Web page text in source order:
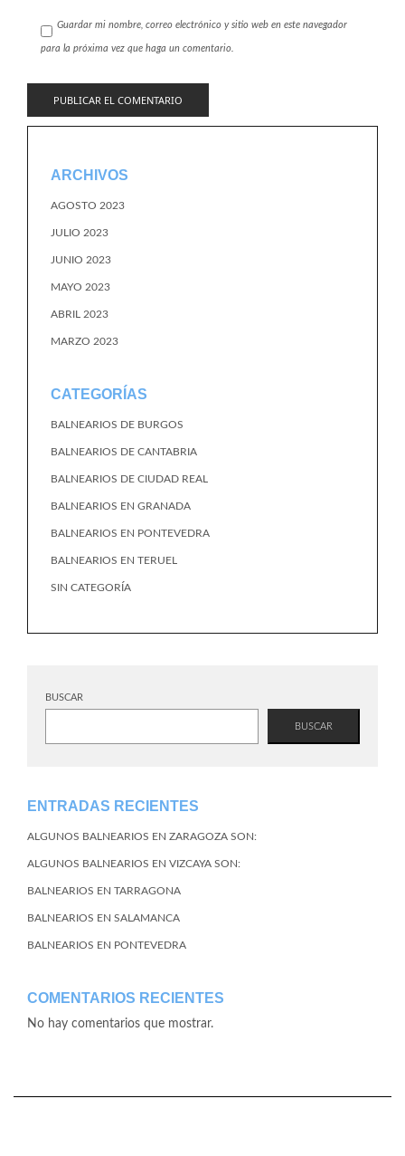
Guardar mi nombre, correo electrónico y sitio web en este navegador
para la próxima vez que haga un comentario.
ARCHIVOS
AGOSTO 2023
JULIO 2023
JUNIO 2023
MAYO 2023
ABRIL 2023
MARZO 2023
CATEGORÍAS
BALNEARIOS DE BURGOS
BALNEARIOS DE CANTABRIA
BALNEARIOS DE CIUDAD REAL
BALNEARIOS EN GRANADA
BALNEARIOS EN PONTEVEDRA
BALNEARIOS EN TERUEL
SIN CATEGORÍA
BUSCAR
BUSCAR
ENTRADAS RECIENTES
ALGUNOS BALNEARIOS EN ZARAGOZA SON:
ALGUNOS BALNEARIOS EN VIZCAYA SON:
BALNEARIOS EN TARRAGONA
BALNEARIOS EN SALAMANCA
BALNEARIOS EN PONTEVEDRA
COMENTARIOS RECIENTES
No hay comentarios que mostrar.